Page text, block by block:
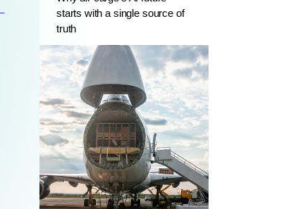
starts with a single source of
truth